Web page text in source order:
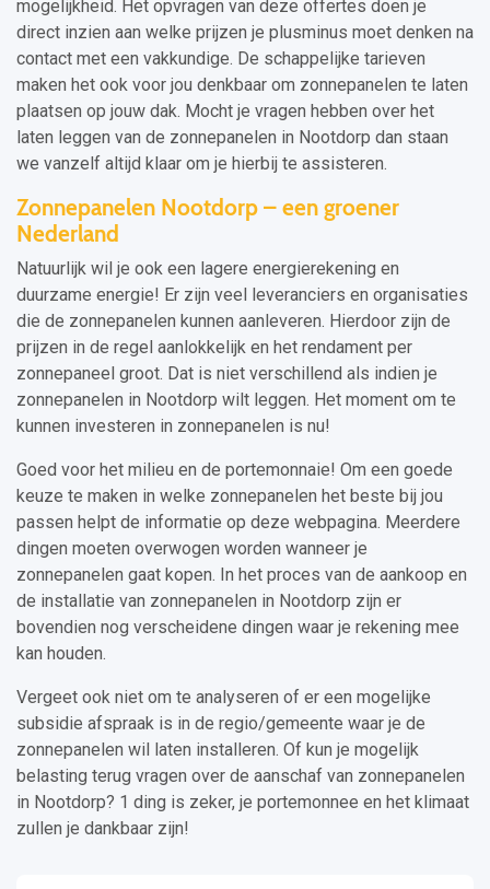
mogelijkheid. Het opvragen van deze offertes doen je
direct inzien aan welke prijzen je plusminus moet denken na
contact met een vakkundige. De schappelijke tarieven
maken het ook voor jou denkbaar om zonnepanelen te laten
plaatsen op jouw dak. Mocht je vragen hebben over het
laten leggen van de zonnepanelen in Nootdorp dan staan
we vanzelf altijd klaar om je hierbij te assisteren.
Zonnepanelen Nootdorp – een groener
Nederland
Natuurlijk wil je ook een lagere energierekening en
duurzame energie! Er zijn veel leveranciers en organisaties
die de zonnepanelen kunnen aanleveren. Hierdoor zijn de
prijzen in de regel aanlokkelijk en het rendament per
zonnepaneel groot. Dat is niet verschillend als indien je
zonnepanelen in Nootdorp wilt leggen. Het moment om te
kunnen investeren in zonnepanelen is nu!
Goed voor het milieu en de portemonnaie! Om een goede
keuze te maken in welke zonnepanelen het beste bij jou
passen helpt de informatie op deze webpagina. Meerdere
dingen moeten overwogen worden wanneer je
zonnepanelen gaat kopen. In het proces van de aankoop en
de installatie van zonnepanelen in Nootdorp zijn er
bovendien nog verscheidene dingen waar je rekening mee
kan houden.
Vergeet ook niet om te analyseren of er een mogelijke
subsidie afspraak is in de regio/gemeente waar je de
zonnepanelen wil laten installeren. Of kun je mogelijk
belasting terug vragen over de aanschaf van zonnepanelen
in Nootdorp? 1 ding is zeker, je portemonnee en het klimaat
zullen je dankbaar zijn!